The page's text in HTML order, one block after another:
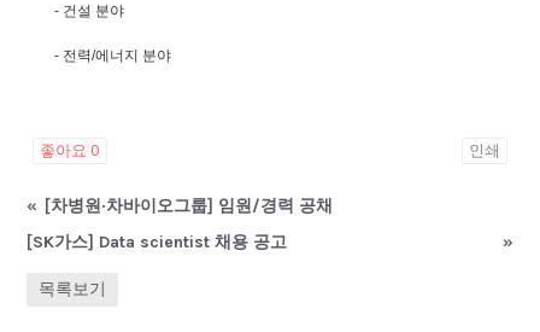
- 건설 분야
- 전력/에너지 분야
좋아요 0 인쇄
« [차병원·차바이오그룹] 임원/경력 공채
[SK가스] Data scientist 채용 공고
»
목록보기